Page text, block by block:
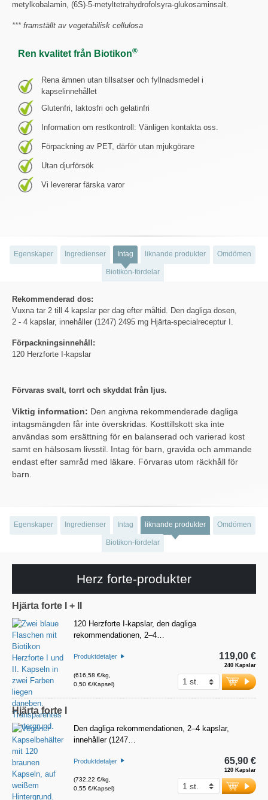
metylkobalamin, (6S)-5-metyltetrahydrofolsyra-glukosaminsalt.
*** framställt av vegetabilisk cellulosa
Ren kvalitet från Biotikon®
Rena ämnen utan tillsatser och fyllnadsmedel i
kapselinnehållet
Glutenfri, laktosfri och gelatinfri
Information om restkontroll: Vänligen kontakta oss.
Förpackning av PET, därför utan mjukgörare
Utan djurförsök
Vi levererar färska varor
Egenskaper Ingredienser Intag liknande produkter Omdömen
Biotikon-fördelar
Rekommenderad dos:
Vuxna tar 2 till 4 kapslar per dag efter måltid. Den dagliga dosen,
2 - 4 kapslar, innehåller (1247) 2495 mg Hjärta-specialreceptur I.
Förpackningsinnehåll:
120 Herzforte I-kapslar
Förvaras svalt, torrt och skyddat från ljus.
Viktig information: Den angivna rekommenderade dagliga
intagsmängden får inte överskridas. Kosttillskott ska inte
användas som ersättning för en balanserad och varierad kost
samt en hälsosam livsstil. Intag för barn, gravida och ammande
endast efter samråd med läkare. Förvaras utom räckhåll för
barn.
Egenskaper Ingredienser Intag liknande produkter Omdömen
Biotikon-fördelar
Herz forte-produkter
Hjärta forte I + II
120 Herzforte I-kapslar, den dagliga
rekommendationen, 2–4…
Produktdetaljer
(616,58 €/kg,
0,50 €/Kapsel)
240 Kapslar
119,00 €
Hjärta forte I
Den dagliga rekommendationen, 2–4 kapslar,
innehåller (1247…
Produktdetaljer
(732,22 €/kg,
0,55 €/Kapsel)
120 Kapslar
65,90 €